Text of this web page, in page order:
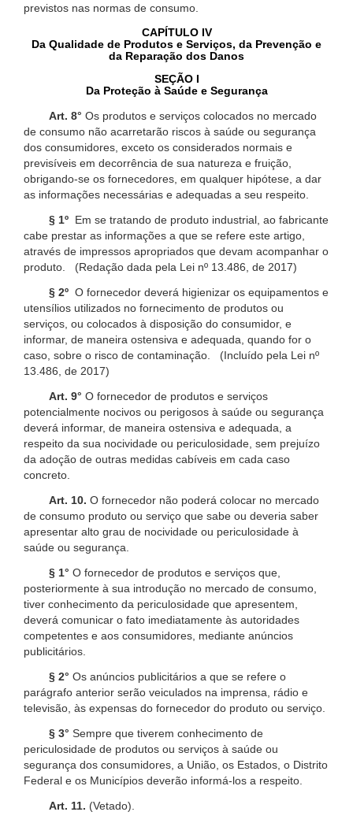
previstos nas normas de consumo.
CAPÍTULO IV
Da Qualidade de Produtos e Serviços, da Prevenção e
da Reparação dos Danos
SEÇÃO I
Da Proteção à Saúde e Segurança
Art. 8° Os produtos e serviços colocados no mercado
de consumo não acarretarão riscos à saúde ou segurança
dos consumidores, exceto os considerados normais e
previsíveis em decorrência de sua natureza e fruição,
obrigando-se os fornecedores, em qualquer hipótese, a dar
as informações necessárias e adequadas a seu respeito.
§ 1º Em se tratando de produto industrial, ao fabricante
cabe prestar as informações a que se refere este artigo,
através de impressos apropriados que devam acompanhar o
produto. (Redação dada pela Lei nº 13.486, de 2017)
§ 2º O fornecedor deverá higienizar os equipamentos e
utensílios utilizados no fornecimento de produtos ou
serviços, ou colocados à disposição do consumidor, e
informar, de maneira ostensiva e adequada, quando for o
caso, sobre o risco de contaminação. (Incluído pela Lei nº
13.486, de 2017)
Art. 9° O fornecedor de produtos e serviços
potencialmente nocivos ou perigosos à saúde ou segurança
deverá informar, de maneira ostensiva e adequada, a
respeito da sua nocividade ou periculosidade, sem prejuízo
da adoção de outras medidas cabíveis em cada caso
concreto.
Art. 10. O fornecedor não poderá colocar no mercado
de consumo produto ou serviço que sabe ou deveria saber
apresentar alto grau de nocividade ou periculosidade à
saúde ou segurança.
§ 1° O fornecedor de produtos e serviços que,
posteriormente à sua introdução no mercado de consumo,
tiver conhecimento da periculosidade que apresentem,
deverá comunicar o fato imediatamente às autoridades
competentes e aos consumidores, mediante anúncios
publicitários.
§ 2° Os anúncios publicitários a que se refere o
parágrafo anterior serão veiculados na imprensa, rádio e
televisão, às expensas do fornecedor do produto ou serviço.
§ 3° Sempre que tiverem conhecimento de
periculosidade de produtos ou serviços à saúde ou
segurança dos consumidores, a União, os Estados, o Distrito
Federal e os Municípios deverão informá-los a respeito.
Art. 11. (Vetado).